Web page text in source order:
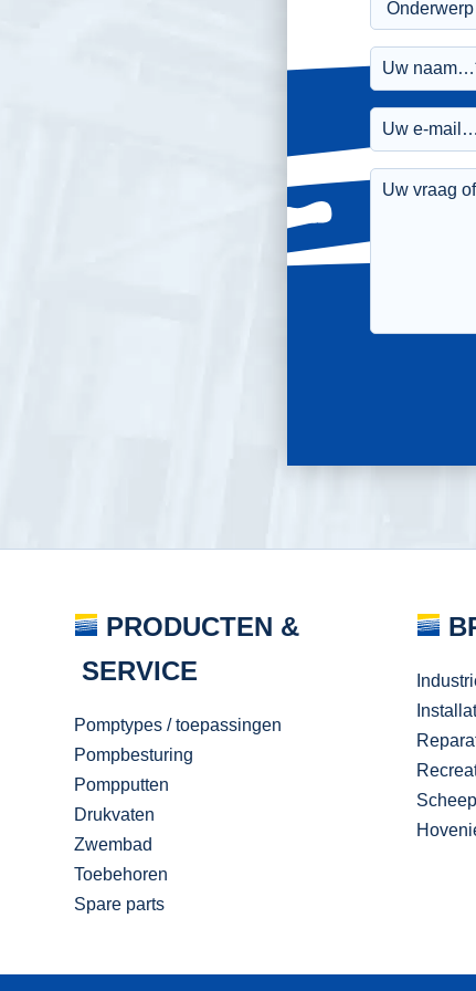
PRODUCTEN &
SERVICE
Pomptypes / toepassingen
Pompbesturing
Pompputten
Drukvaten
Zwembad
Toebehoren
Spare parts